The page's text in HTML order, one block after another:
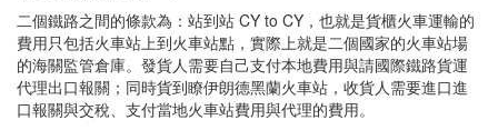
二個鐵路之間的條款為：站到站 CY to CY，也就是貨櫃火車運輸的
費用只包括火車站上到火車站點，實際上就是二個國家的火車站場
的海關監管倉庫。發貨人需要自己支付本地費用與請國際鐵路貨運
代理出口報關；同時貨到瞭伊朗德黑蘭火車站，收貨人需要進口進
口報關與交稅、支付當地火車站費用與代理的費用。